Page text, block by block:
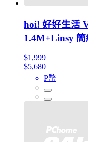
hoi! 好好生活
1.4M+Linsy
$1,999
$5,680
P幣